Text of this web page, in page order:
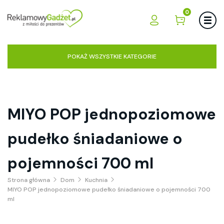
0
POKAŻ WSZYSTKIE KATEGORIE
MIYO POP jednopoziomowe
pudełko śniadaniowe o
pojemności 700 ml
Strona główna Dom
Kuchnia
MIYO POP jednopoziomowe pudełko śniadaniowe o pojemności 700
ml